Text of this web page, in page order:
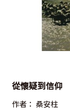
從懷疑到信仰
作者： 桑安柱